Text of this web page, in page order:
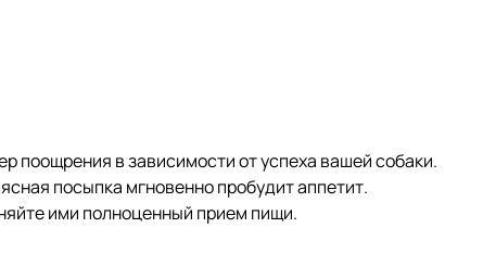
в зависимости от успеха вашей собаки.
посыпка мгновенно пробудит аппетит.
ими полноценный прием пищи.